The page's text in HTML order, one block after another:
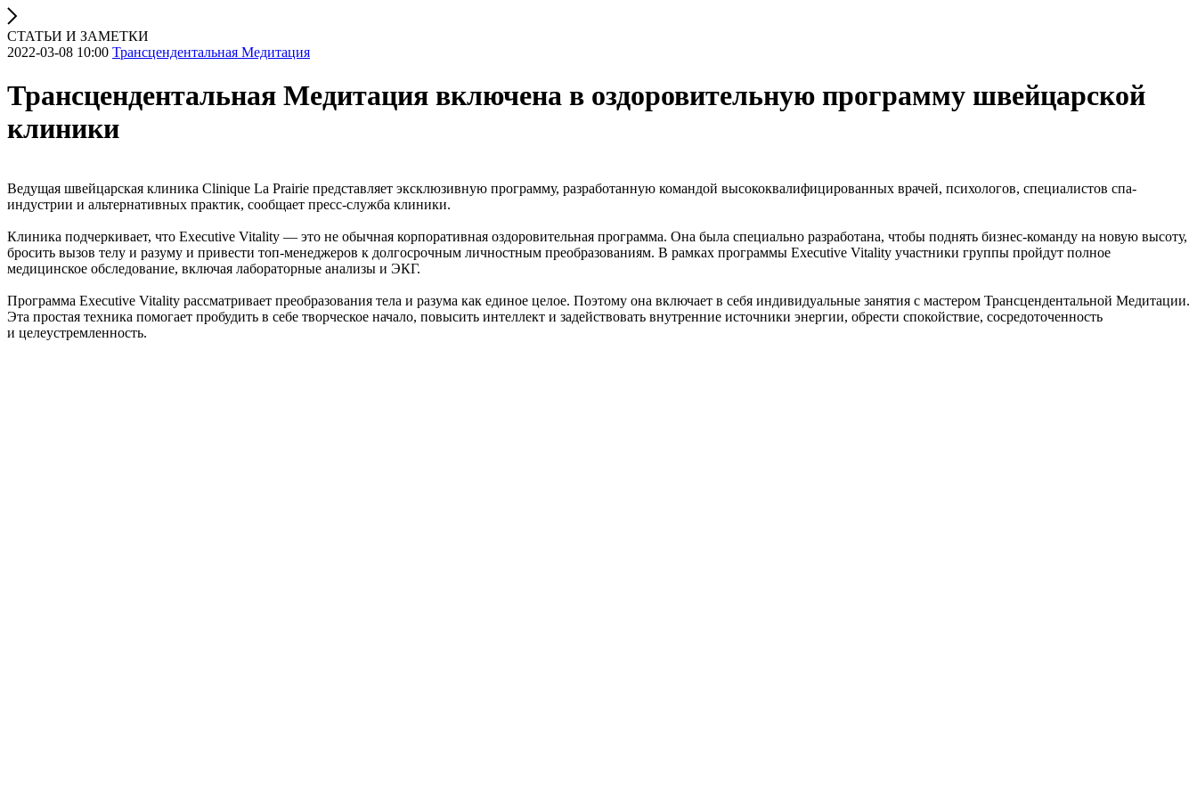
СТАТЬИ И ЗАМЕТКИ
2022-03-08 10:00 Трансцендентальная Медитация
Трансцендентальная Медитация включена в оздоровительную программу швейцарской
клиники
Ведущая швейцарская клиника Clinique La Prairie представляет эксклюзивную программу, разработанную командой высококвалифицированных врачей, психологов, специалистов спа-
индустрии и альтернативных практик, сообщает пресс-служба клиники.
Клиника подчеркивает, что Executive Vitality — это не обычная корпоративная оздоровительная программа. Она была специально разработана, чтобы поднять бизнес-команду на новую высоту,
бросить вызов телу и разуму и привести топ-менеджеров к долгосрочным личностным преобразованиям. В рамках программы Executive Vitality участники группы пройдут полное
медицинское обследование, включая лабораторные анализы и ЭКГ.
Программа Executive Vitality рассматривает преобразования тела и разума как единое целое. Поэтому она включает в себя индивидуальные занятия с мастером Трансцендентальной Медитации.
Эта простая техника помогает пробудить в себе творческое начало, повысить интеллект и задействовать внутренние источники энергии, обрести спокойствие, сосредоточенность
и целеустремленность.